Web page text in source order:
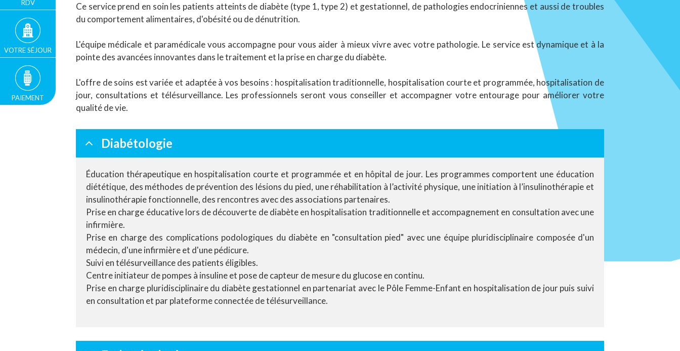
RDV
VOTRE SÉJOUR
PAIEMENT
Ce service prend en soin les patients atteints de diabète (type 1, type 2) et gestationnel, de pathologies endocriniennes et aussi de troubles
du comportement alimentaires, d'obésité ou de dénutrition.
L'équipe médicale et paramédicale vous accompagne pour vous aider à mieux vivre avec votre pathologie. Le service est dynamique et à la
pointe des avancées innovantes dans le traitement et la prise en charge du diabète.
L'offre de soins est variée et adaptée à vos besoins : hospitalisation traditionnelle, hospitalisation courte et programmée, hospitalisation de
jour, consultations et télésurveillance. Les professionnels seront vous conseiller et accompagner votre entourage pour améliorer votre
qualité de vie.
Diabétologie
Éducation thérapeutique en hospitalisation courte et programmée et en hôpital de jour. Les programmes comportent une éducation
diététique, des méthodes de prévention des lésions du pied, une réhabilitation à l’activité physique, une initiation à l’insulinothérapie et
insulinothérapie fonctionnelle, des rencontres avec des associations partenaires.
Prise en charge éducative lors de découverte de diabète en hospitalisation traditionnelle et accompagnement en consultation avec une
infirmière.
Prise en charge des complications podologiques du diabète en "consultation pied" avec une équipe pluridisciplinaire composée d'un
médecin, d'une infirmière et d'une pédicure.
Suivi en télésurveillance des patients éligibles.
Centre initiateur de pompes à insuline et pose de capteur de mesure du glucose en continu.
Prise en charge pluridisciplinaire du diabète gestationnel en partenariat avec le Pôle Femme-Enfant en hospitalisation de jour puis suivi
en consultation et par plateforme connectée de télésurveillance.